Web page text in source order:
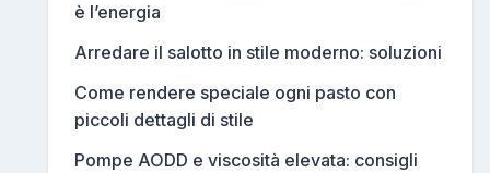
è l’energia
Arredare il salotto in stile moderno: soluzioni
Come rendere speciale ogni pasto con
piccoli dettagli di stile
Pompe AODD e viscosità elevata: consigli